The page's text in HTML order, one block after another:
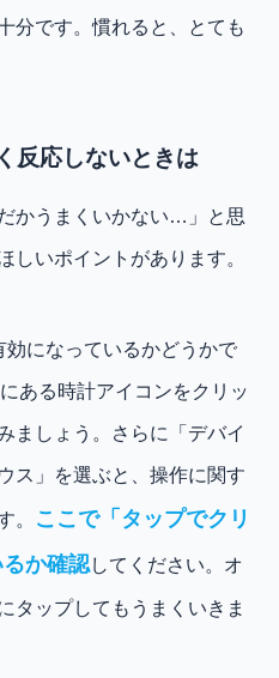
分です。慣れると、とても
反応しないときは
かうまくいかない…」と思
しいポイントがあります。
になっているかどうかで
ある時計アイコンをクリッ
ましょう。さらに「デバイ
ス」を選ぶと、操作に関す
。
ここで「タップでクリ
か確認してください。オ
タップしてもうまくいきま